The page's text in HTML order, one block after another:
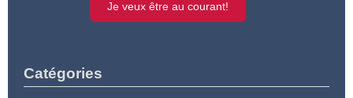
Catégories